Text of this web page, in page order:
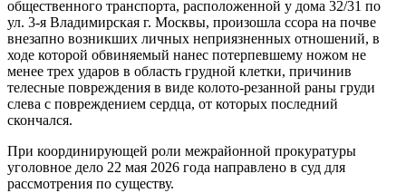
общественного транспорта, расположенной у дома 32/31 по
ул. 3-я Владимирская г. Москвы, произошла ссора на почве
внезапно возникших личных неприязненных отношений, в
ходе которой обвиняемый нанес потерпевшему ножом не
менее трех ударов в область грудной клетки, причинив
телесные повреждения в виде колото-резанной раны груди
слева с повреждением сердца, от которых последний
скончался.
При координирующей роли межрайонной прокуратуры
уголовное дело 22 мая 2026 года направлено в суд для
рассмотрения по существу.